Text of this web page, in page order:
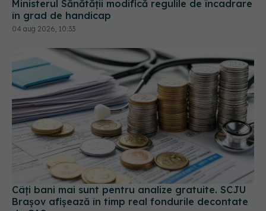
Câți bani mai sunt pentru analize gratuite. SCJU
Brașov afișează în timp real fondurile decontate
20 iul 2026, 13:31